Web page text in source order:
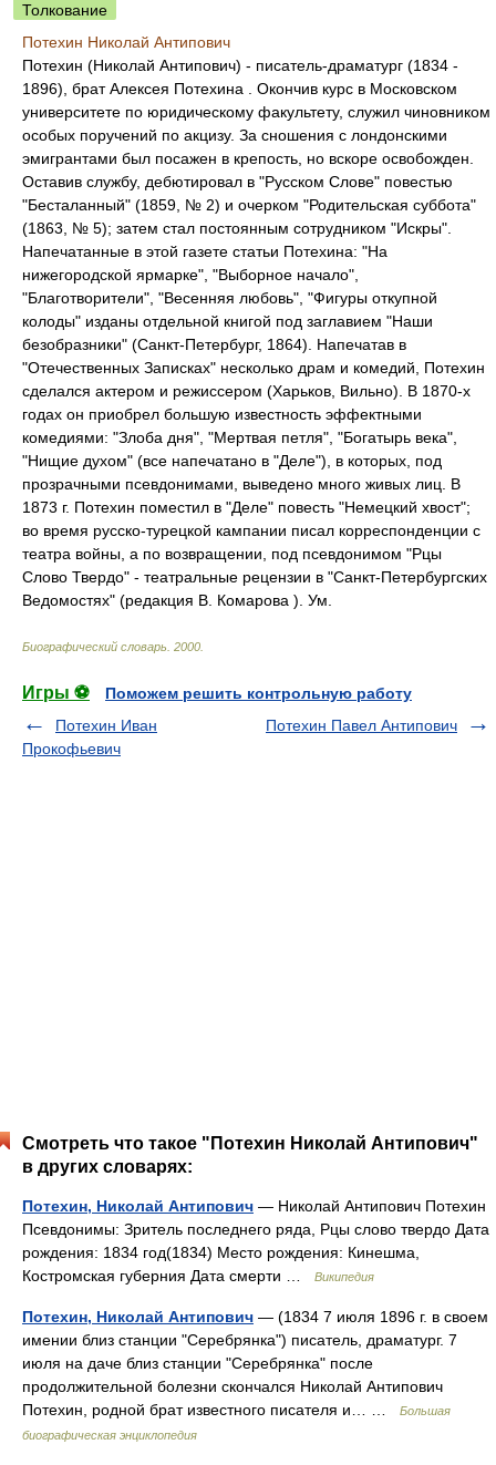
Толкование
Потехин Николай Антипович
Потехин (Николай Антипович) - писатель-драматург (1834 -
1896), брат Алексея Потехина . Окончив курс в Московском
университете по юридическому факультету, служил чиновником
особых поручений по акцизу. За сношения с лондонскими
эмигрантами был посажен в крепость, но вскоре освобожден.
Оставив службу, дебютировал в "Русском Слове" повестью
"Бесталанный" (1859, № 2) и очерком "Родительская суббота"
(1863, № 5); затем стал постоянным сотрудником "Искры".
Напечатанные в этой газете статьи Потехина: "На
нижегородской ярмарке", "Выборное начало",
"Благотворители", "Весенняя любовь", "Фигуры откупной
колоды" изданы отдельной книгой под заглавием "Наши
безобразники" (Санкт-Петербург, 1864). Напечатав в
"Отечественных Записках" несколько драм и комедий, Потехин
сделался актером и режиссером (Харьков, Вильно). В 1870-х
годах он приобрел большую известность эффектными
комедиями: "Злоба дня", "Мертвая петля", "Богатырь века",
"Нищие духом" (все напечатано в "Деле"), в которых, под
прозрачными псевдонимами, выведено много живых лиц. В
1873 г. Потехин поместил в "Деле" повесть "Немецкий хвост";
во время русско-турецкой кампании писал корреспонденции с
театра войны, а по возвращении, под псевдонимом "Рцы
Слово Твердо" - театральные рецензии в "Санкт-Петербургских
Ведомостях" (редакция В. Комарова ). Ум.
Биографический словарь 2000
Игры ⚽
Поможем решить контрольную работу
Потехин Иван
Прокофьевич
Потехин Павел Антипович
Смотреть что такое "Потехин Николай Антипович"
в других словарях:
Потехин, Николай Антипович — Николай Антипович Потехин
Псевдонимы: Зритель последнего ряда, Рцы слово твердо Дата
рождения: 1834 год(1834) Место рождения: Кинешма,
Костромская губерния Дата смерти …
Википедия
Потехин, Николай Антипович — (1834 7 июля 1896 г. в своем
имении близ станции "Серебрянка") писатель, драматург. 7
июля на даче близ станции "Серебрянка" после
продолжительной болезни скончался Николай Антипович
Потехин, родной брат известного писателя и… …
Большая
биографическая энциклопедия